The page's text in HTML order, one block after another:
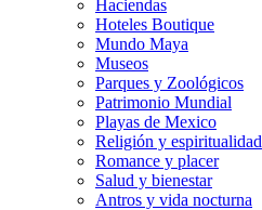
Haciendas
Hoteles Boutique
Mundo Maya
Museos
Parques y Zoológicos
Patrimonio Mundial
Playas de Mexico
Religión y espiritualidad
Romance y placer
Salud y bienestar
Antros y vida nocturna